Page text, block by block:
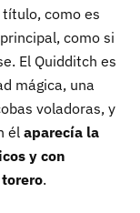
título, como es
como si
El Quidditch es
mágica, una
voladoras, y
él aparecía la
y con
.